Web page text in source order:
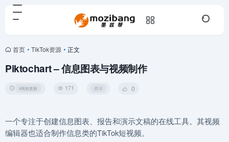
首页 • TikTok资源 • 正文
Piktochart – 信息图表与视频制作
4周前更新 171 0 0
一个专注于创建信息图表、报告和演示文稿的在线工具。其视频
编辑器也适合制作信息类的TikTok短视频。